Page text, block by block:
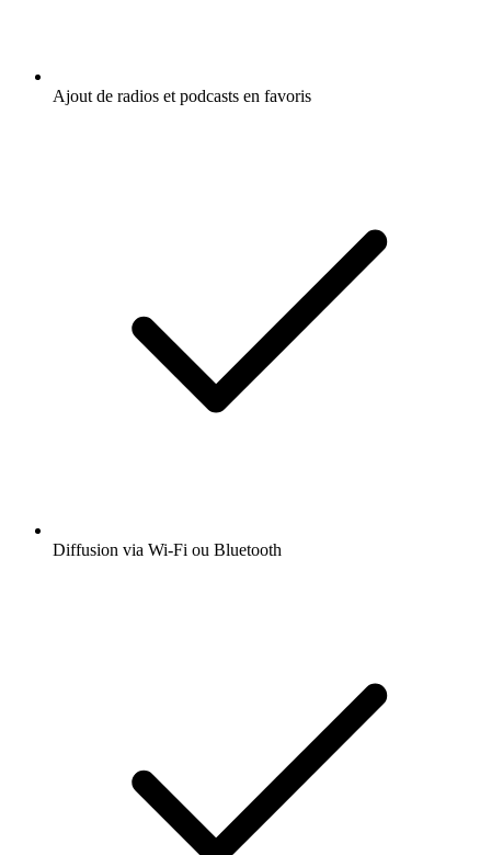
Ajout de radios et podcasts en favoris
Diffusion via Wi-Fi ou Bluetooth